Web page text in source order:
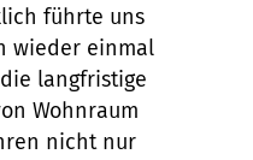
führte uns
wieder einmal
langfristige
Wohnraum
nicht nur